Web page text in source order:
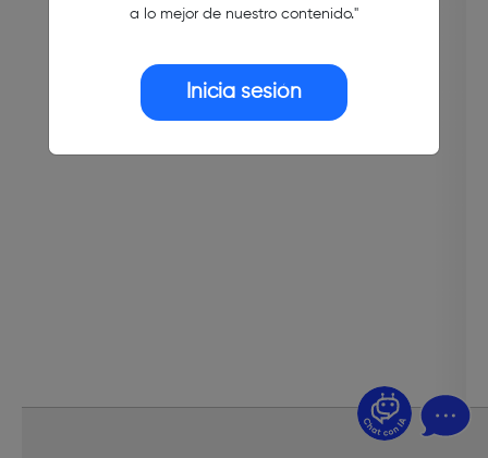
a lo mejor de nuestro contenido."
Inicia sesión